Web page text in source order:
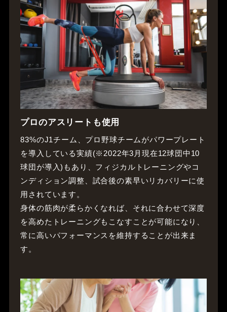
プロのアスリートも使用
83%のJ1チーム、プロ野球チームがパワープレート
を導入している実績(※2022年3月現在12球団中10
球団が導入)もあり、フィジカルトレーニングやコ
ンディション調整、試合後の素早いリカバリーに使
用されています。
身体の筋肉が柔らかくなれば、それに合わせて深度
を高めたトレーニングもこなすことが可能になり、
常に高いパフォーマンスを維持することが出来ま
す。